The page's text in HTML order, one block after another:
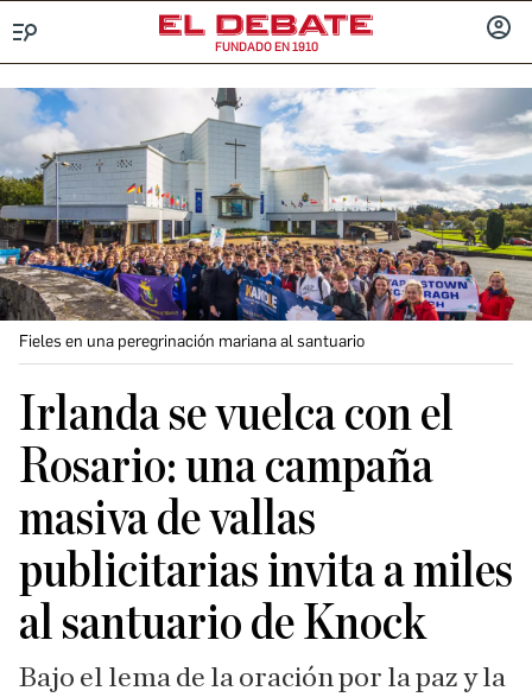
FUNDADO EN 1910
Fieles en una peregrinación mariana al santuario
Irlanda se vuelca con el
Rosario: una campaña
masiva de vallas
publicitarias invita a miles
al santuario de Knock
Bajo el lema de la oración por la paz y la